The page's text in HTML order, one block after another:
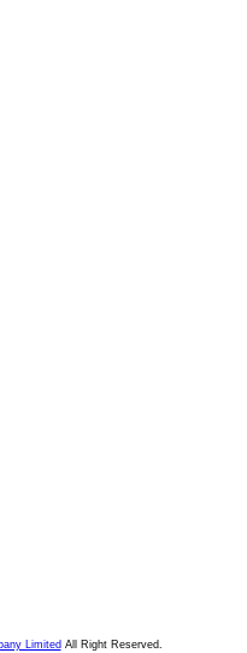
Limited All Right Reserved.